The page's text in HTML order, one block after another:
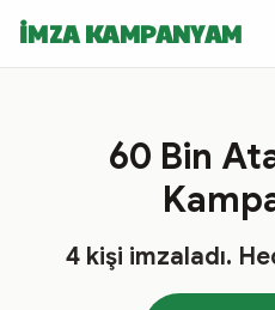
İMZA KAMPANYAM
60 Bin
4kişi imzaladı.